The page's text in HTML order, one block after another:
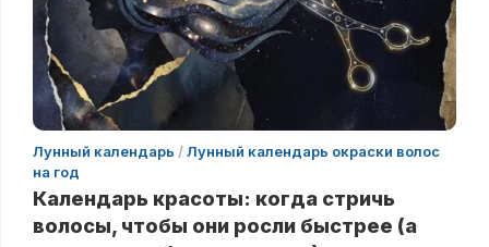
Лунный календарь /Лунный календарь окраски волос
на год
Календарь красоты: когда стричь
волосы, чтобы они росли быстрее (а